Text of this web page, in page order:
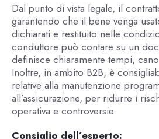
Dal punto di vista legale, il
garantendo che il bene venga
dichiarati e restituito nelle
conduttore può contare su un
definisce chiaramente tempi,
Inoltre, in ambito B2B, è
relative alla manutenzione
all’assicurazione, per ridurre i
operativa e controversie.
Consiglio dell’esperto: